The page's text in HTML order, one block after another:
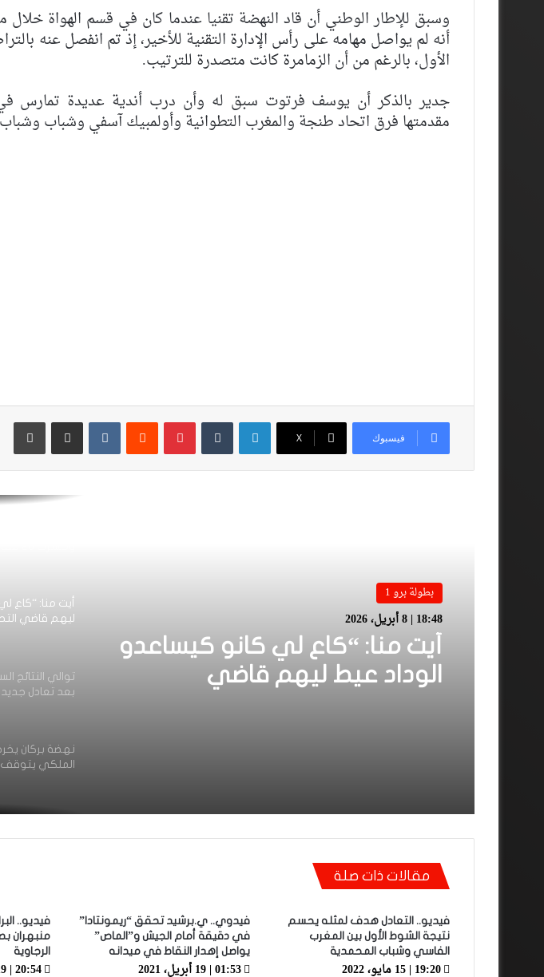
أنه لم يواصل مهامه على رأس الإدارة التقنية للأخير، إذ تم انفصل عنه
الأول، بالرغم من أن الزمامرة كانت متصدرة للترتيب.
جدير بالذكر أن يوسف فرتوت سبق له وأن درب أندية عديدة تمارس
مقدمتها فرق اتحاد طنجة والمغرب التطوانية وأولمبيك آسفي وشباب
فيسبوك ‫X
لينكدإن بينتيريست مشاركة عبر البريد
بطولة برو 1
18:48 | 8 أبريل، 2026
أيت منا: “كاع لي كانو كيساعدو
الوداد عيط ليهم قاضي
حسنية أكادير
مؤجلات
أيت منا: “كاع
ليهم قاضي
توالي النتائج
بعد تعادل
نهضة بركان
الملكي يتوقف
الرجاء يؤجل
مقالات ذات صلة
فيديو.. التعادل هدف لمثله يحسم
نتيجة الشوط الأول بين المغرب
الفاسي وشباب المحمدية
19:20 | 15 مايو، 2022
فيدوي.. ي.برشيد تحقق “ريمونتادا”
في دقيقة أمام الجيش و”الماص”
يواصل إهدار النقاط في ميدانه
01:53 | 19 أبريل، 2021
فيديو..
منبهران
الرجاوية
20:54 | 19 أكتوبر، 2022